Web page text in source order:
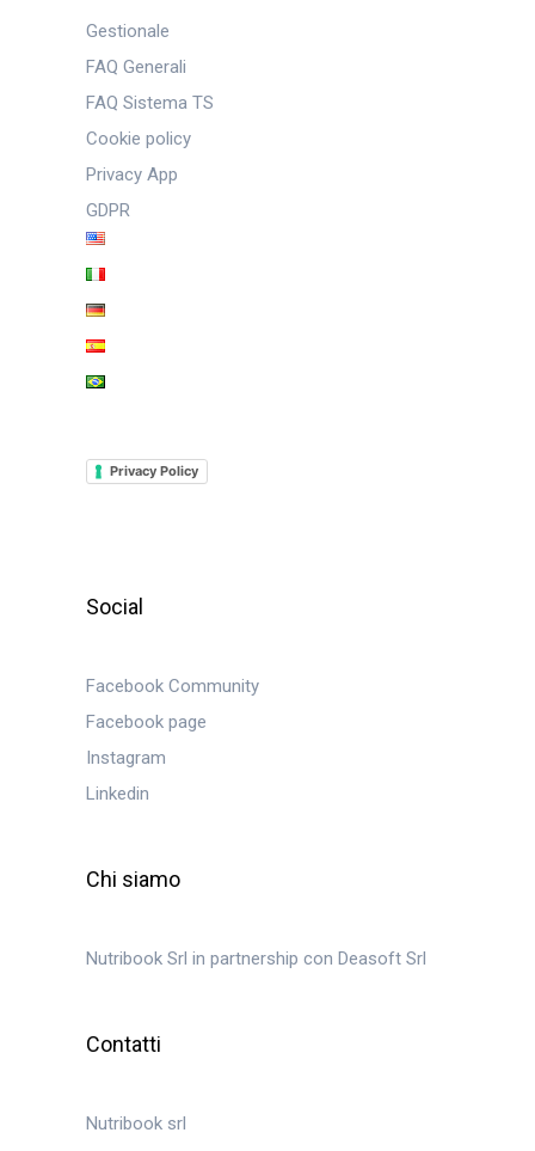
Gestionale
FAQ Generali
FAQ Sistema TS
Cookie policy
Privacy App
GDPR
Privacy Policy
Social
Facebook Community
Facebook page
Instagram
Linkedin
Chi siamo
Nutribook Srl in partnership con Deasoft Srl
Contatti
Nutribook srl